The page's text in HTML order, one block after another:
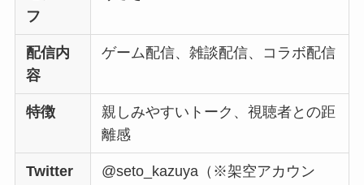
フ
配信内
容
ゲーム配信、雑談配信、コラボ配信
特徴
親しみやすいトーク、視聴者との距
離感
Twitter
@seto_kazuya（※架空アカウン